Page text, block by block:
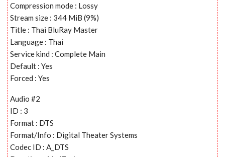
Compression mode : Lossy
Stream size : 344 MiB (9%)
Title : Thai BluRay Master
Language : Thai
Service kind : Complete Main
Default : Yes
Forced : Yes
Audio #2
ID : 3
Format : DTS
Format/Info : Digital Theater Systems
Codec ID : A_DTS